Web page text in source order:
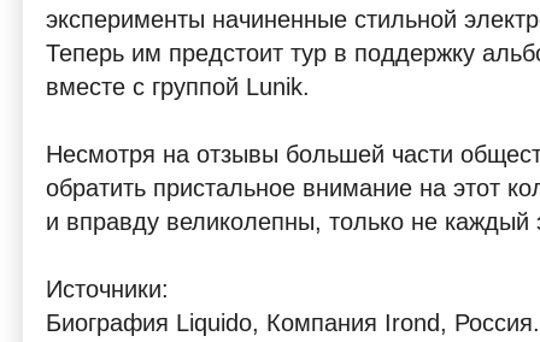
эксперименты начиненные стильной
Теперь им предстоит тур в поддержку
вместе с группой Lunik.
Несмотря на отзывы большей части
обратить пристальное внимание на этот
и вправду великолепны, только не каждый
Источники:
Биография Liquido, Компания Irond, Россия.